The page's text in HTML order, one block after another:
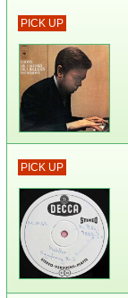
PICK UP
PICK UP